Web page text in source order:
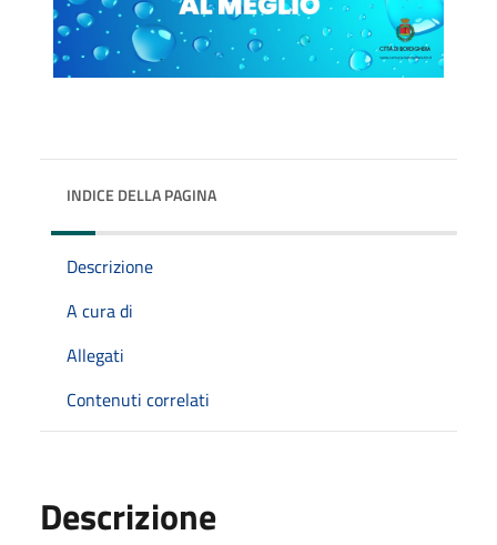
INDICE DELLA PAGINA
Descrizione
A cura di
Allegati
Contenuti correlati
Descrizione